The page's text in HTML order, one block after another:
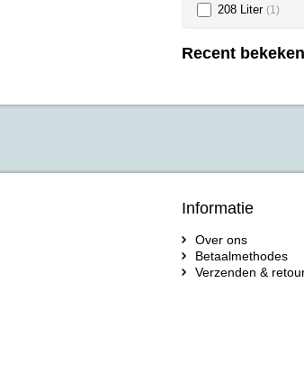
208 Liter (1)
Recent bekeken
Informatie
Over ons
Betaalmethodes
Verzenden &